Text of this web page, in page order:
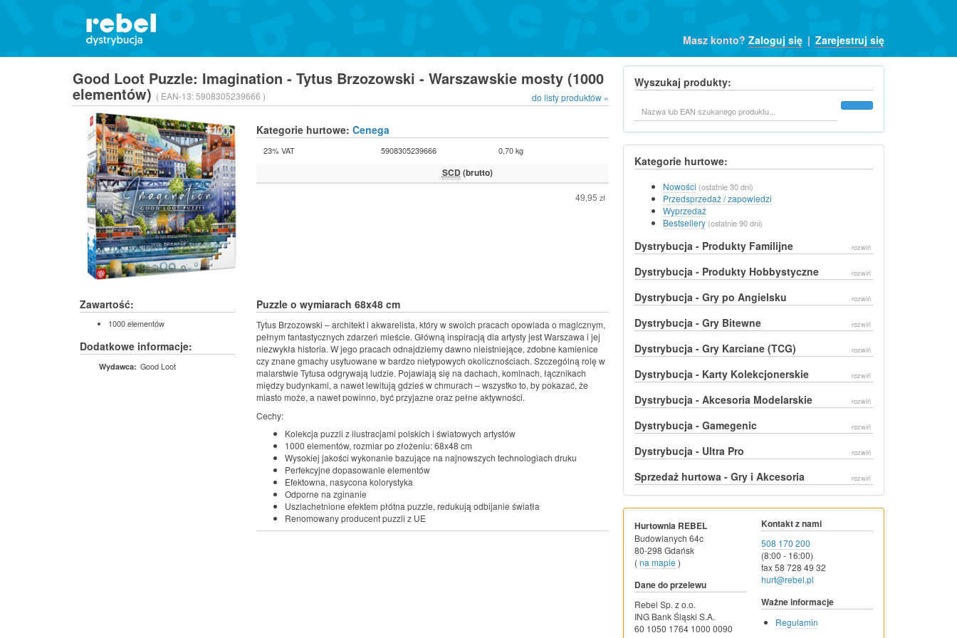
Masz konto? Zaloguj się | Zarejestruj się
Good Loot Puzzle: Imagination - Tytus Brzozowski - Warszawskie mosty (1000
elementów) ( EAN-13:5908305239666 ) do listy produktów »
Kategorie hurtowe: Cenega
23% VAT 5908305239666 0,70 kg
SCD (brutto)
49,95 zł
Zawartość:
1000 elementów
Dodatkowe informacje:
Wydawca: Good Loot
Puzzle o wymiarach 68x48 cm
Tytus Brzozowski – architekt i akwarelista, który w swoich pracach opowiada o magicznym,
pełnym fantastycznych zdarzeń mieście. Główną inspiracją dla artysty jest Warszawa i jej
niezwykła historia. W jego pracach odnajdziemy dawno nieistniejące, zdobne kamienice
czy znane gmachy usytuowane w bardzo nietypowych okolicznościach. Szczególną rolę w
malarstwie Tytusa odgrywają ludzie. Pojawiają się na dachach, kominach, łącznikach
między budynkami, a nawet lewitują gdzieś w chmurach – wszystko to, by pokazać, że
miasto może, a nawet powinno, być przyjazne oraz pełne aktywności.
Cechy:
Kolekcja puzzli z ilustracjami polskich i światowych artystów
1000 elementów, rozmiar po złożeniu: 68x48 cm
Wysokiej jakości wykonanie bazujące na najnowszych technologiach druku
Perfekcyjne dopasowanie elementów
Efektowna, nasycona kolorystyka
Odporne na zginanie
Uszlachetnione efektem płótna puzzle, redukują odbijanie światła
Renomowany producent puzzli z UE
Wyszukaj produkty:
Kategorie hurtowe:
Nowości (ostatnie 30 dni)
Przedsprzedaż / zapowiedzi
Wyprzedaż
Bestsellery (ostatnie 90 dni)
Dystrybucja - Produkty Familijne rozwiń
Dystrybucja - Produkty Hobbystyczne rozwiń
Dystrybucja - Gry po Angielsku rozwiń
Dystrybucja - Gry Bitewne rozwiń
Dystrybucja - Gry Karciane (TCG) rozwiń
Dystrybucja - Karty Kolekcjonerskie rozwiń
Dystrybucja - Akcesoria Modelarskie rozwiń
Dystrybucja - Gamegenic rozwiń
Dystrybucja - Ultra Pro rozwiń
Sprzedaż hurtowa - Gry i Akcesoria rozwiń
Hurtownia REBEL
Budowlanych 64c
80-298 Gdańsk
(na mapie )
Dane do przelewu
Rebel Sp. z o.o.
ING Bank Śląski S.A.
60 1050 1764 1000 0090
Kontakt z nami
508 170 200
(8:00 - 16:00)
fax 58 728 49 32
hurt@rebel.pl
Ważne informacje
Regulamin